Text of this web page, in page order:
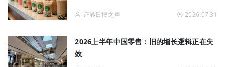
证券日报之声 2026.07.31
2026上半年中国零售：旧的增长逻辑正在失
效